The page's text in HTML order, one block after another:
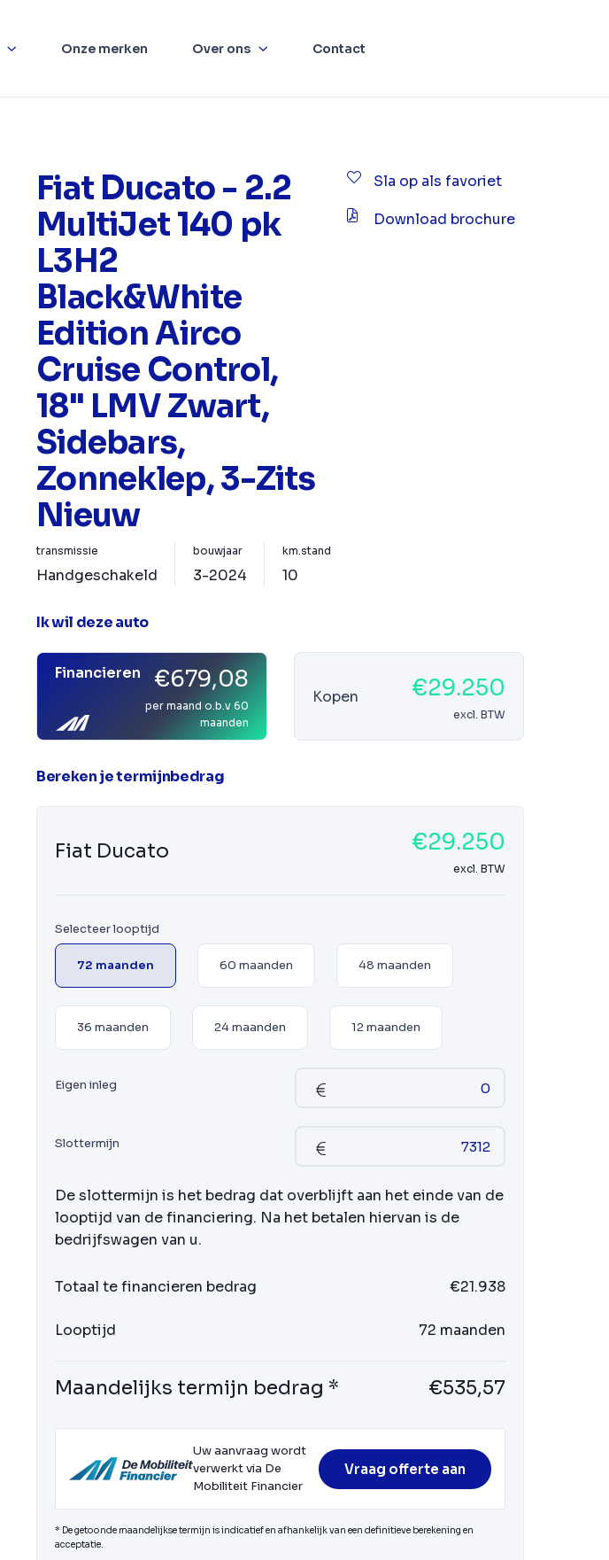
Onze merken Over ons Contact
Fiat Ducato - 2.2
MultiJet 140 pk
L3H2
Black&White
Edition Airco
Cruise Control,
18" LMV Zwart,
Sidebars,
Zonneklep, 3-Zits
Nieuw
Sla op als favoriet
Download brochure
transmissie
Handgeschakeld
bouwjaar
3-2024
km.stand
10
Ik wil deze auto
Financieren €679,08
per maand o.b.v 60
maanden
Kopen €29.250
excl. BTW
Bereken je termijnbedrag
Fiat Ducato €29.250
excl. BTW
Selecteer looptijd
72 maanden 60 maanden 48 maanden
36 maanden 24 maanden 12 maanden
Eigen inleg
Slottermijn
De slottermijn is het bedrag dat overblijft aan het einde van de
looptijd van de financiering. Na het betalen hiervan is de
bedrijfswagen van u.
Totaal te financieren bedrag €21.938
Looptijd 72 maanden
Maandelijks termijn bedrag * €535,57
Uw aanvraag wordt
verwerkt via De
Mobiliteit Financier
Vraag offerte aan
* De getoonde maandelijkse termijn is indicatief en afhankelijk van een definitieve berekening en
acceptatie.